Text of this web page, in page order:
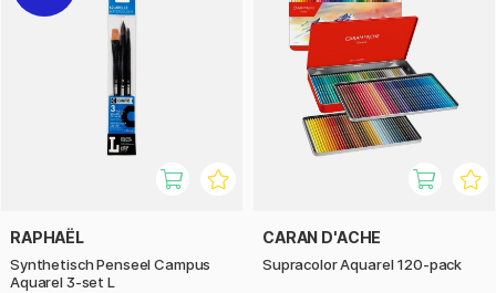
RAPHAËL
Synthetisch Penseel Campus
Aquarel 3-set L
CARAN D'ACHE
Supracolor Aquarel 120-pack